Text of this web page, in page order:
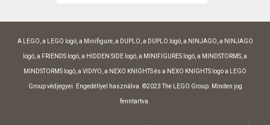
A LEGO, a LEGO logó, a Minifigure, a DUPLO, a DUPLO logó, a NINJAGO, a NINJAGO
logó, a FRIENDS logó, a HIDDEN SIDE logó, a MINIFIGURES logó, a MINDSTORMS, a
MINDSTORMS logó, a VIDIYO, a NEXO KNIGHTS és a NEXO KNIGHTS logó a LEGO
Group védjegyei. Engedéllyel használva. ©2023 The LEGO Group. Minden jog
fenntartva.